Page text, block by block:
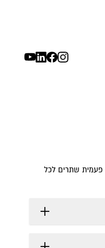
שתרים לכל